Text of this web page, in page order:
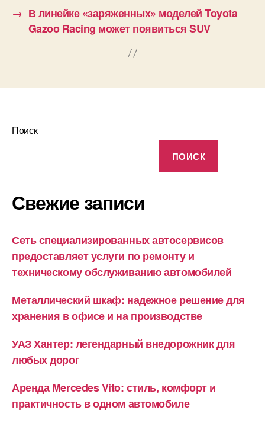
→ В линейке «заряженных» моделей Toyota
Gazoo Racing может появиться SUV
Поиск
ПОИСК
Свежие записи
Сеть специализированных автосервисов
предоставляет услуги по ремонту и
техническому обслуживанию автомобилей
Металлический шкаф: надежное решение для
хранения в офисе и на производстве
УАЗ Хантер: легендарный внедорожник для
любых дорог
Аренда Mercedes Vito: стиль, комфорт и
практичность в одном автомобиле